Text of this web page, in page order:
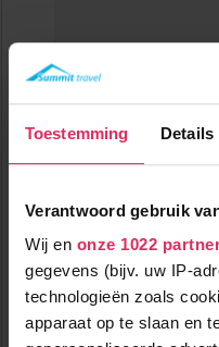
Toestemming Details
Verantwoord gebruik
Wij en onze 1022
gegevens (bijv. uw IP-
technologieën zoals
apparaat op te slaan en
Knus familiehotel vlakbij
460 p.p.
incl. skipas